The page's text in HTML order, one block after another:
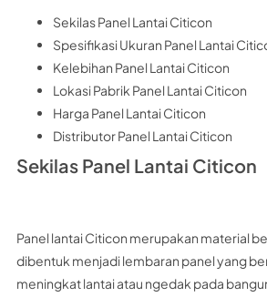
Sekilas Panel Lantai Citicon
Spesifikasi Ukuran Panel Lantai
Kelebihan Panel Lantai Citicon
Lokasi Pabrik Panel Lantai Citicon
Harga Panel Lantai Citicon
Distributor Panel Lantai Citicon
Sekilas Panel Lantai Citicon
Panel lantai Citicon merupakan material
dibentuk menjadi lembaran panel yang
meningkat lantai atau ngedak pada